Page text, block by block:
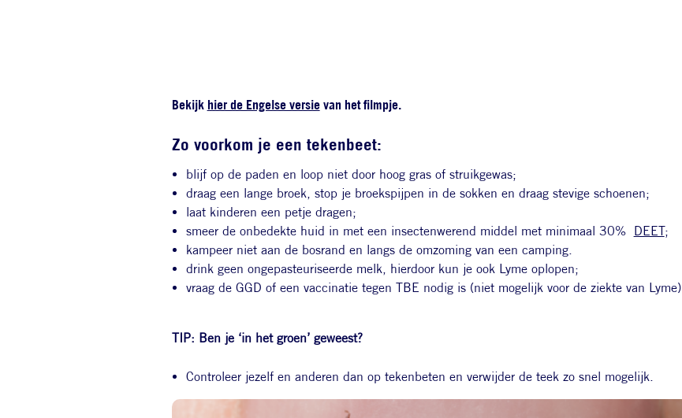
Bekijk hier de Engelse versievan het filmpje.
Zo voorkom je een tekenbeet:
blijf op de paden en loop niet door hoog gras of struikgewas;
draag een lange broek, stop je broekspijpen in de sokken en draag stevige schoenen;
laat kinderen een petje dragen;
smeer de onbedekte huid in met een insectenwerend middel met minimaal 30% DEET;
kampeer niet aan de bosrand en langs de omzoming van een camping.
drink geen ongepasteuriseerde melk, hierdoor kun je ook Lyme oplopen;
vraag de GGD of een vaccinatie tegen TBE nodig is (niet mogelijk voor de ziekte van Lyme).
TIP: Ben je ‘in het groen’ geweest?
Controleer jezelf en anderen dan op tekenbeten en verwijder de teek zo snel mogelijk.